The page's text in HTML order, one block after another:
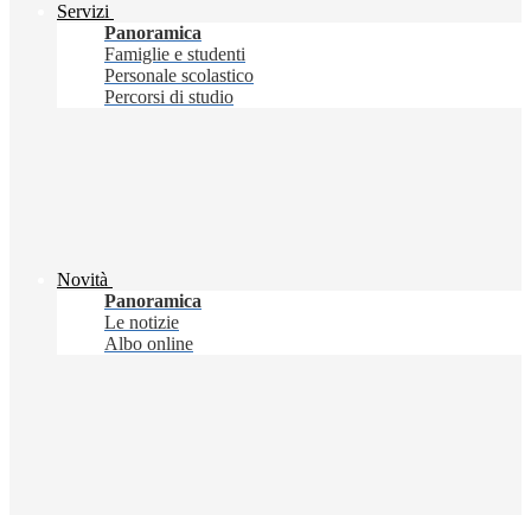
Servizi
Panoramica
Famiglie e studenti
Personale scolastico
Percorsi di studio
Novità
Panoramica
Le notizie
Albo online